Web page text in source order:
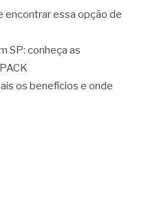
encontrar essa opção de
SP: conheça as
os benefícios e onde